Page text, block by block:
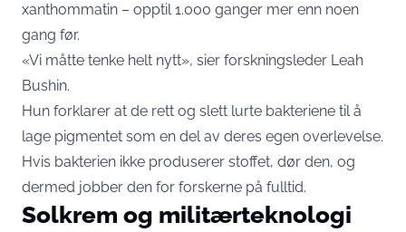
xanthommatin – opptil 1.000 ganger mer enn noen
gang før.
«Vi måtte tenke helt nytt», sier forskningsleder Leah
Bushin.
Hun forklarer at de rett og slett lurte bakteriene til å
lage pigmentet som en del av deres egen overlevelse.
Hvis bakterien ikke produserer stoffet, dør den, og
dermed jobber den for forskerne på fulltid.
Solkrem og militærteknologi